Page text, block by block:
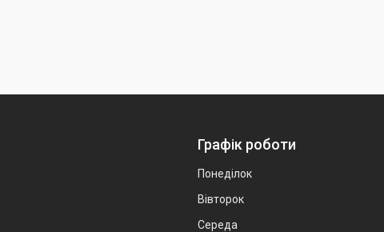
Графік роботи
Понеділок
Вівторок
Середа